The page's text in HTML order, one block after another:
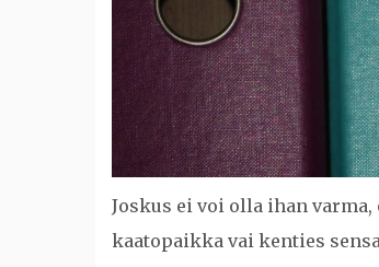
Joskus ei voi olla ihan
kaatopaikka vai kenties